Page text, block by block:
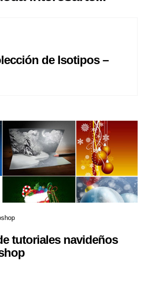
de Isotipos –
tutoriales navideños